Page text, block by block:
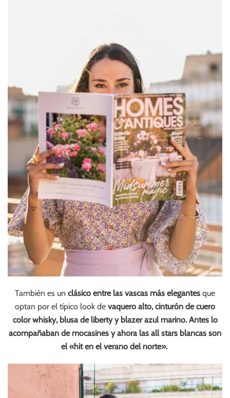
También es un clásico entre las vascas más elegantes que
optan por el típico look de vaquero alto, cinturón de cuero
color whisky, blusa de liberty y blazer azul marino. Antes lo
acompañaban de mocasines y ahora las all stars blancas son
el «hit en el verano del norte».